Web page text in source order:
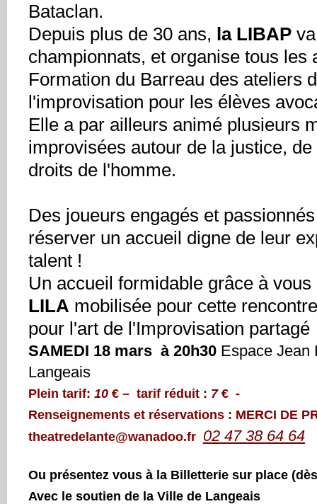
Bataclan.
Depuis plus de 30 ans, la LIBAP
championnats, et organise tous les
Formation du Barreau des ateliers
l'improvisation pour les élèves
Elle a par ailleurs animé plusieurs
improvisées autour de la justice,
droits de l'homme.
Des joueurs engagés et
réserver un accueil digne de leur
talent !
Un accueil formidable grâce à
LILA mobilisée pour cette
pour l'art de l'Improvisation
SAMEDI 18 mars à 20h30 Espace Jean
Langeais
Plein tarif: 10 € – tarif réduit : 7 € -
Renseignements et réservations : MERCI DE
theatredelante@wanadoo.fr 02 47 38 64 64
Ou présentez vous à la Billetterie sur place
Avec le soutien de la Ville de Langeais